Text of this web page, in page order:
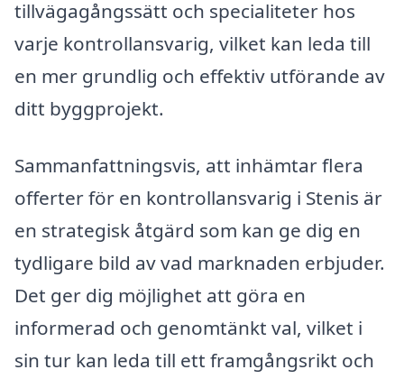
tillvägagångssätt och specialiteter hos
varje kontrollansvarig, vilket kan leda till
en mer grundlig och effektiv utförande av
ditt byggprojekt.
Sammanfattningsvis, att inhämtar flera
offerter för en kontrollansvarig i Stenis är
en strategisk åtgärd som kan ge dig en
tydligare bild av vad marknaden erbjuder.
Det ger dig möjlighet att göra en
informerad och genomtänkt val, vilket i
sin tur kan leda till ett framgångsrikt och